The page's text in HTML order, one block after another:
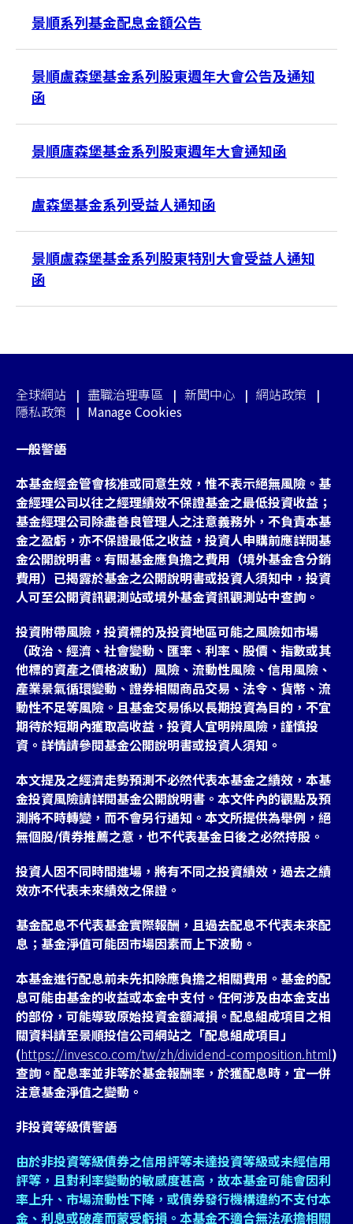
景順系列基金配息金額公告
景順盧森堡基金系列股東週年大會公告及通知
函
景順廬森堡基金系列股東週年大會通知函
盧森堡基金系列受益人通知函
景順盧森堡基金系列股東特別大會受益人通知
函
全球網站 盡職治理專區 新聞中心
網站政策
隱私政策
Manage Cookies
一般警語
本基金經金管會核准或同意生效，惟不表示絕無風險。基
金經理公司以往之經理績效不保證基金之最低投資收益；
基金經理公司除盡善良管理人之注意義務外，不負責本基
金之盈虧，亦不保證最低之收益，投資人申購前應詳閱基
金公開說明書。有關基金應負擔之費用（境外基金含分銷
費用）已揭露於基金之公開說明書或投資人須知中，投資
人可至公開資訊觀測站或境外基金資訊觀測站中查詢。
投資附帶風險，投資標的及投資地區可能之風險如市場
（政治、經濟、社會變動、匯率、利率、股價、指數或其
他標的資產之價格波動）風險、流動性風險、信用風險、
產業景氣循環變動、證券相關商品交易、法令、貨幣、流
動性不足等風險。且基金交易係以長期投資為目的，不宜
期待於短期內獲取高收益，投資人宜明辨風險，謹慎投
資。詳情請參閱基金公開說明書或投資人須知。
本文提及之經濟走勢預測不必然代表本基金之績效，本基
金投資風險請詳閱基金公開說明書。本文件內的觀點及預
測將不時轉變，而不會另行通知。本文所提供為舉例，絕
無個股/債券推薦之意，也不代表基金日後之必然持股。
投資人因不同時間進場，將有不同之投資績效，過去之績
效亦不代表未來績效之保證。
基金配息不代表基金實際報酬，且過去配息不代表未來配
息；基金淨值可能因市場因素而上下波動。
本基金進行配息前未先扣除應負擔之相關費用。基金的配
息可能由基金的收益或本金中支付。任何涉及由本金支出
的部份，可能導致原始投資金額減損。配息組成項目之相
關資料請至景順投信公司網站之「配息組成項目」
(https://invesco.com/tw/zh/dividend-composition.html)
查詢。配息率並非等於基金報酬率，於獲配息時，宜一併
注意基金淨值之變動。
非投資等級債警語
由於非投資等級債券之信用評等未達投資等級或未經信用
評等，且對利率變動的敏感度甚高，故本基金可能會因利
率上升、市場流動性下降，或債券發行機構違約不支付本
金、利息或破產而蒙受虧損。本基金不適合無法承擔相關